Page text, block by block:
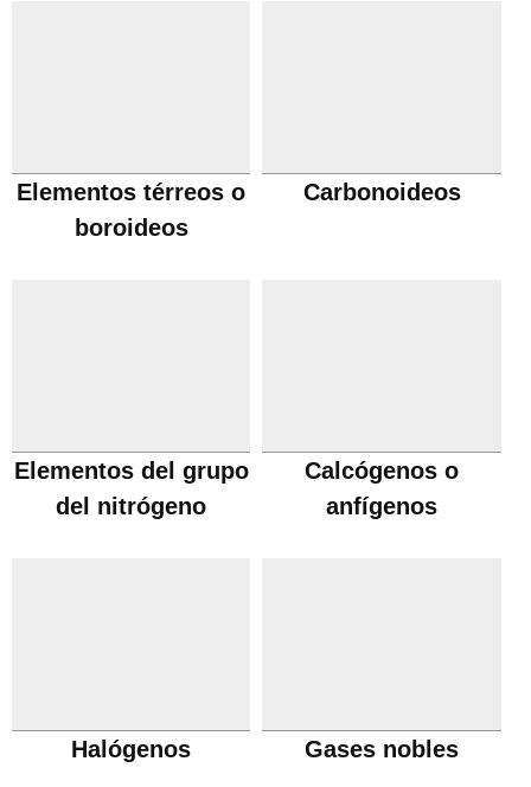
Elementos térreos o
boroideos
Carbonoideos
Elementos del grupo
del nitrógeno
Calcógenos o
anfígenos
Halógenos Gases nobles